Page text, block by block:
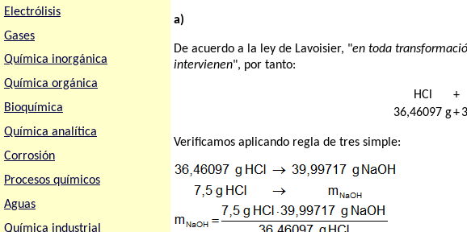
Electrólisis
Gases
Química inorgánica
Química orgánica
Bioquímica
Química analítica
Corrosión
Procesos químicos
Aguas
Química industrial
a)
De acuerdo a la ley de Lavoisier, "en toda
intervienen", por tanto:
HCl +
36,46097 g+
Verificamos aplicando regla de tres simple: